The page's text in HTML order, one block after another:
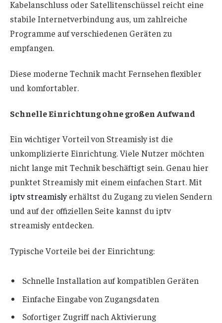
Kabelanschluss oder Satellitenschüssel reicht eine
stabile Internetverbindung aus, um zahlreiche
Programme auf verschiedenen Geräten zu
empfangen.
Diese moderne Technik macht Fernsehen flexibler
und komfortabler.
Schnelle Einrichtung ohne großen Aufwand
Ein wichtiger Vorteil von Streamisly ist die
unkomplizierte Einrichtung. Viele Nutzer möchten
nicht lange mit Technik beschäftigt sein. Genau hier
punktet Streamisly mit einem einfachen Start. Mit
iptv streamislyerhältst du Zugang zu vielen Sendern
und auf der offiziellen Seite kannst du iptv
streamisly entdecken.
Typische Vorteile bei der Einrichtung:
Schnelle Installation auf kompatiblen Geräten
Einfache Eingabe von Zugangsdaten
Sofortiger Zugriff nach Aktivierung